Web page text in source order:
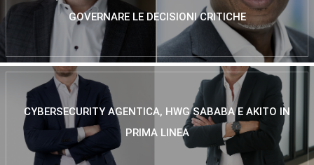
GOVERNARE LE DECISIONI CRITICHE
CYBERSECURITY AGENTICA, HWG SABABA E AKITO IN
PRIMA LINEA